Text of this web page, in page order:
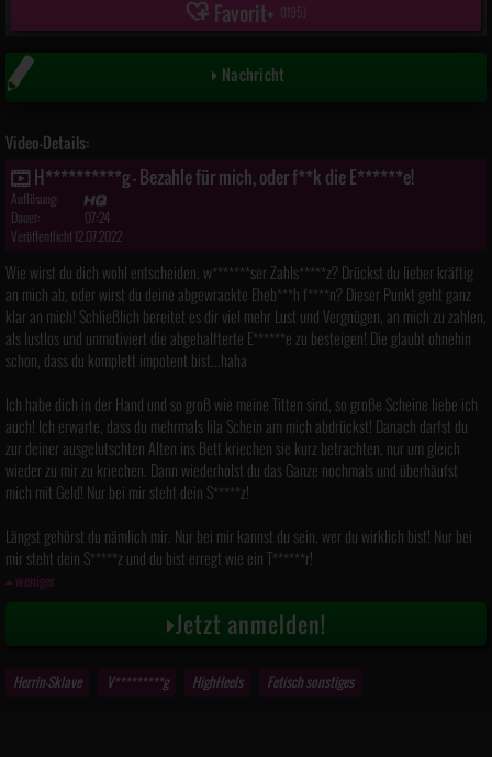
Favorit (1195)
Nachricht
Video-Details:
H**********g - Bezahle für mich, oder f**k die E******e!
Auflösung:
Dauer:
07:24
Veröffentlicht 12.07.2022
Wie wirst du dich wohl entscheiden, w*******ser Zahls*****z? Drückst du lieber kräftig
an mich ab, oder wirst du deine abgewrackte Eheb***h f****n? Dieser Punkt geht ganz
klar an mich! Schließlich bereitet es dir viel mehr Lust und Vergnügen, an mich zu zahlen,
als lustlos und unmotiviert die abgehalfterte E******e zu besteigen! Die glaubt ohnehin
schon, dass du komplett impotent bist...haha
Ich habe dich in der Hand und so groß wie meine Titten sind, so große Scheine liebe ich
auch! Ich erwarte, dass du mehrmals lila Schein am mich abdrückst! Danach darfst du
zur deiner ausgelutschten Alten ins Bett kriechen sie kurz betrachten, nur um gleich
wieder zu mir zu kriechen. Dann wiederholst du das Ganze nochmals und überhäufst
mich mit Geld! Nur bei mir steht dein S*****z!
Längst gehörst du nämlich mir. Nur bei mir kannst du sein, wer du wirklich bist! Nur bei
mir steht dein S*****z und du bist erregt wie ein T******r!
weniger
Jetzt anmelden!
Herrin-Sklave V*********g HighHeels Fetisch sonstiges